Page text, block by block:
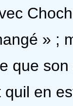
» ;
que son
quil en